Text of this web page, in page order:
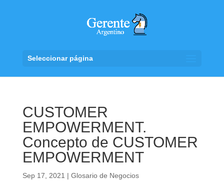
Seleccionar página
CUSTOMER
EMPOWERMENT.
Concepto de CUSTOMER
EMPOWERMENT
Sep 17, 2021 | Glosario de Negocios